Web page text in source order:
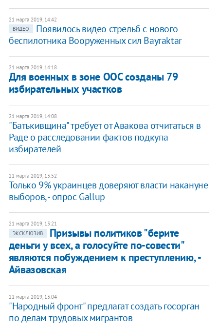
21 марта 2019, 14:42
ВИДЕО
​Появилось видео стрельб с нового
беспилотника Вооруженных сил Bayraktar
21 марта 2019, 14:18
Для военных в зоне ООС созданы 79
избирательных участков
21 марта 2019, 14:08
"Батькивщина" требует от Авакова отчитаться в
Раде о расследовании фактов подкупа
избирателей
21 марта 2019, 13:52
Только 9% украинцев доверяют власти накануне
выборов, - опрос Gallup
21 марта 2019, 13:21
ЭКСКЛЮЗИВ
Призывы политиков "берите
деньги у всех, а голосуйте по-совести"
являются побуждением к преступлению, -
Айвазовская
21 марта 2019, 13:04
"Народный фронт" предлагат создать госорган
по делам трудовых мигрантов